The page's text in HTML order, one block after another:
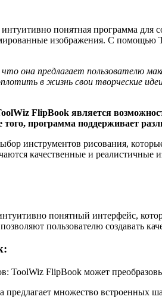
понятная программа для
изображения. С
она предлагает пользователю
в жизнь свои творческие
FlipBook является
того, программа поддерживает
инструментов рисования,
качественные и
понятный интерфейс,
пользователю создавать
ToolWiz FlipBook может
множество встроенных